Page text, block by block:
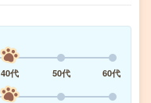
40代 50代
60代